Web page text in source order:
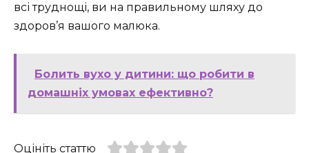
всі труднощі, ви на правильному шляху до
здоров’я вашого малюка.
Болить вухо у дитини: що робити в
домашніх умовах ефективно?
Оцініть статтю